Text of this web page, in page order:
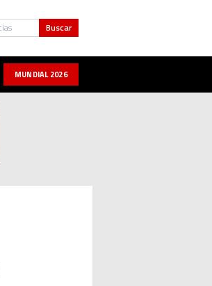
Buscar
MUNDIAL 2026